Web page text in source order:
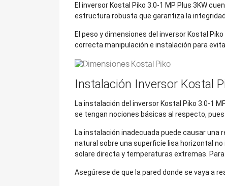
El inversor Kostal Piko 3.0-1 MP Plus 3KW
estructura robusta que garantiza la
El peso y dimensiones del inversor Kostal
correcta manipulación e instalación para
Instalación Inversor Kostal
La instalación del inversor Kostal Piko 3.0-1
se tengan nociones básicas al respecto,
La instalación inadecuada puede causar una
natural sobre una superficie lisa horizontal
solare directa y temperaturas extremas.
Asegúrese de que la pared donde se vaya a